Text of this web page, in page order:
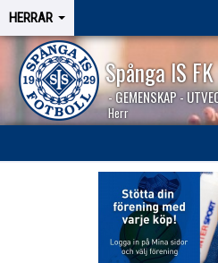
HERRAR
Spånga IS FK
- GEMENSKAP -
Herr